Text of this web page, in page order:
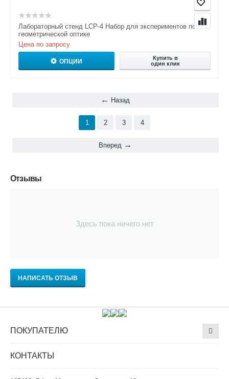
Лабораторный стенд LCP-4 Набор для экспериментов по
геометрической оптике
Цена по запросу
ОПЦИИ
Купить в
один клик
Назад
1 2 3 4
Вперед
Отзывы
Здесь пока ничего нет
НАПИСАТЬ ОТЗЫВ
ПОКУПАТЕЛЮ
КОНТАКТЫ